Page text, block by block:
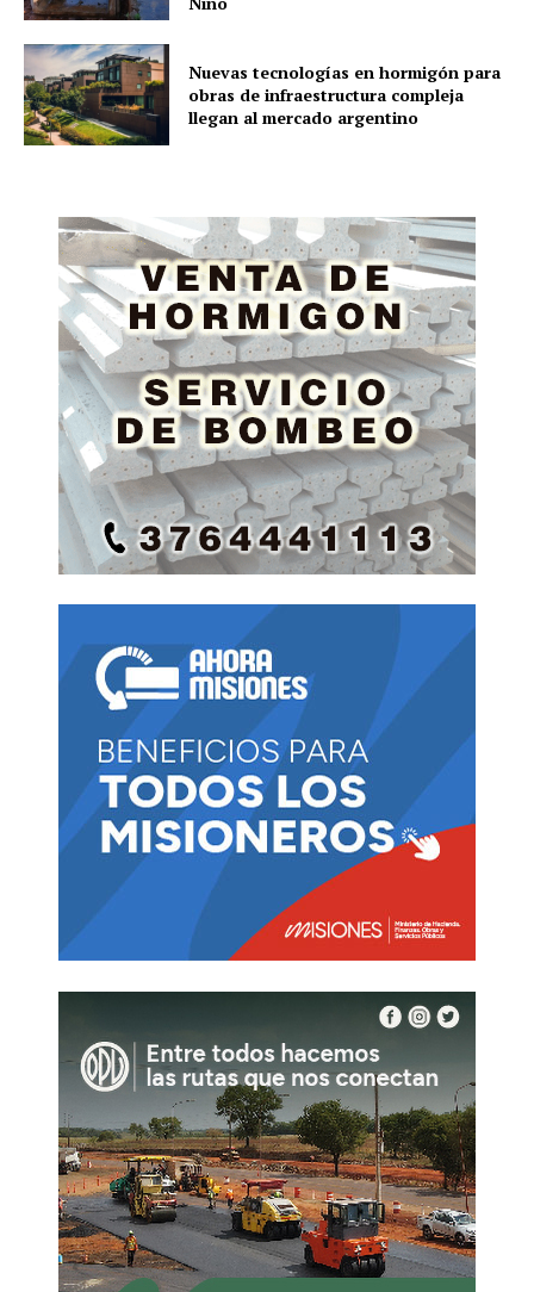
Nuevas tecnologías en hormigón para
obras de infraestructura compleja
llegan al mercado argentino